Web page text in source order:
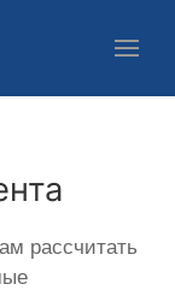
рассчитать